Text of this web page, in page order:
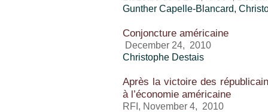
Gunther Capelle-Blancard,
Conjoncture américaine
December 24, 2010
Christophe Destais
Après la victoire des
à l’économie américaine
RFI, November 4, 2010